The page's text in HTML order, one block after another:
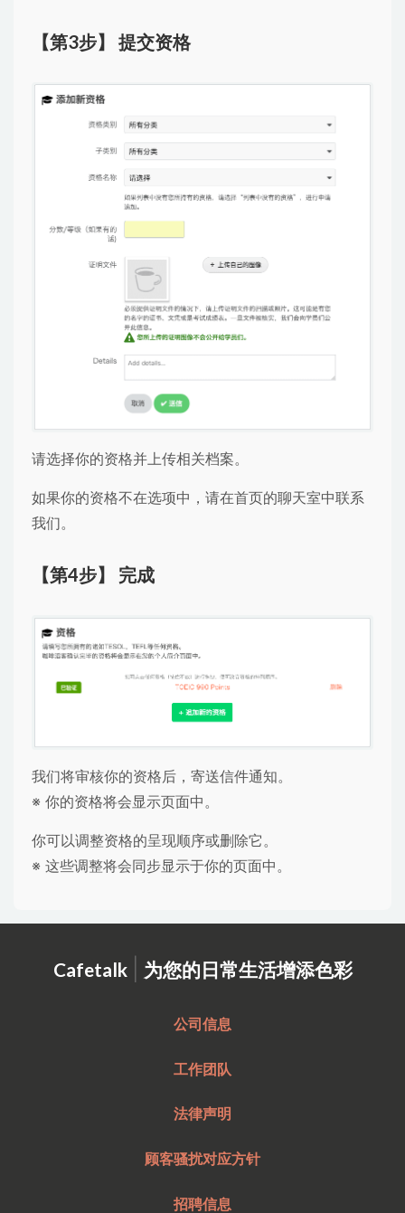
【第3步】 提交资格
请选择你的资格并上传相关档案。
如果你的资格不在选项中，请在首页的聊天室中联系
我们。
【第4步】 完成
我们将审核你的资格后，寄送信件通知。
※ 你的资格将会显示页面中。
你可以调整资格的呈现顺序或删除它。
※ 这些调整将会同步显示于你的页面中。
Cafetalk | 为您的日常生活增添色彩
公司信息
工作团队
法律声明
顾客骚扰对应方针
招聘信息